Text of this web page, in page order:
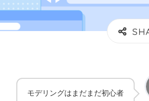
モデリングはまだまだ初心者